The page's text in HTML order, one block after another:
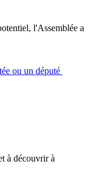
l'Assemblée a
ou un député
à découvrir à